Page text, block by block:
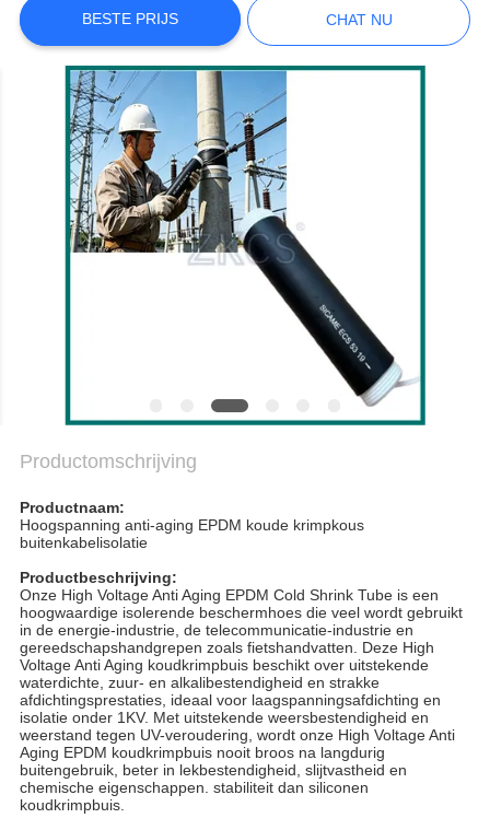
ONS
OP
NIEUWS
GEVALLEN
BLOGGEN
PRIVACYBELEID
BESTE PRIJS CHAT NU
Productomschrijving
Productnaam:
Hoogspanning anti-aging EPDM koude krimpkous
buitenkabelisolatie
Productbeschrijving:
Onze High Voltage Anti Aging EPDM Cold Shrink Tube is een
hoogwaardige isolerende beschermhoes die veel wordt gebruikt
in de energie-industrie, de telecommunicatie-industrie en
gereedschapshandgrepen zoals fietshandvatten. Deze High
Voltage Anti Aging koudkrimpbuis beschikt over uitstekende
waterdichte, zuur- en alkalibestendigheid en strakke
afdichtingsprestaties, ideaal voor laagspanningsafdichting en
isolatie onder 1KV. Met uitstekende weersbestendigheid en
weerstand tegen UV-veroudering, wordt onze High Voltage Anti
Aging EPDM koudkrimpbuis nooit broos na langdurig
buitengebruik, beter in lekbestendigheid, slijtvastheid en
chemische eigenschappen. stabiliteit dan siliconen
koudkrimpbuis.